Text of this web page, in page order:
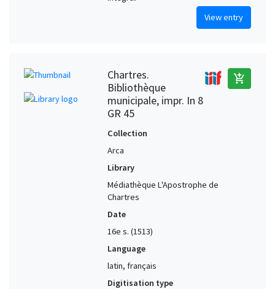
View entry
Chartres.
Bibliothèque
municipale, impr. In 8
GR 45
add_shopping_cart
Collection
Arca
Library
Médiathèque L'Apostrophe de
Chartres
Date
16e s. (1513)
Language
latin, français
Digitisation type